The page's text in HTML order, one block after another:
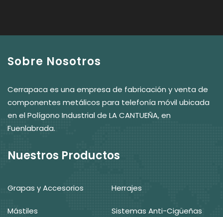
Sobre Nosotros
Cerrapaca es una empresa de fabricación y venta de
componentes metálicos para telefonía móvil ubicada
en el Polígono Industrial de LA CANTUEÑA, en
Fuenlabrada.
Nuestros Productos
Grapas y Accesorios Herrajes
Mástiles Sistemas Anti-Cigüeñas